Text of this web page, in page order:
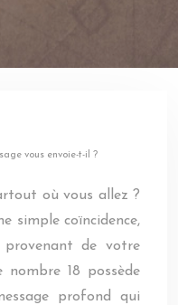
vous envoie-t-il ?
où vous allez ?
simple coïncidence,
provenant de votre
18 possède
profond qui